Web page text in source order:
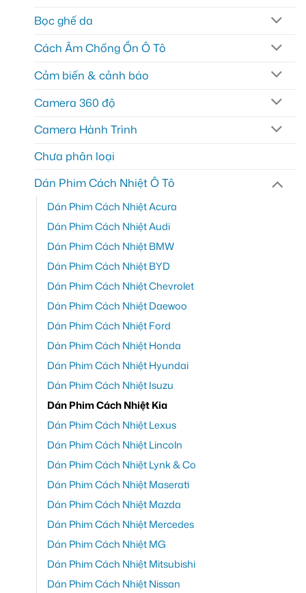
Bọc ghế da
Cách Âm Chống Ồn Ô Tô
Cảm biến & cảnh báo
Camera 360 độ
Camera Hành Trình
Chưa phân loại
Dán Phim Cách Nhiệt Ô Tô
Dán Phim Cách Nhiệt Acura
Dán Phim Cách Nhiệt Audi
Dán Phim Cách Nhiệt BMW
Dán Phim Cách Nhiệt BYD
Dán Phim Cách Nhiệt Chevrolet
Dán Phim Cách Nhiệt Daewoo
Dán Phim Cách Nhiệt Ford
Dán Phim Cách Nhiệt Honda
Dán Phim Cách Nhiệt Hyundai
Dán Phim Cách Nhiệt Isuzu
Dán Phim Cách Nhiệt Kia
Dán Phim Cách Nhiệt Lexus
Dán Phim Cách Nhiệt Lincoln
Dán Phim Cách Nhiệt Lynk & Co
Dán Phim Cách Nhiệt Maserati
Dán Phim Cách Nhiệt Mazda
Dán Phim Cách Nhiệt Mercedes
Dán Phim Cách Nhiệt MG
Dán Phim Cách Nhiệt Mitsubishi
Dán Phim Cách Nhiệt Nissan